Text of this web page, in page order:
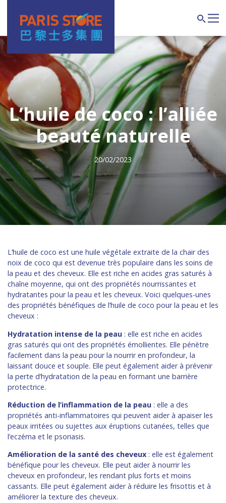
Navigation principale
L’huile de coco : l’alliée
beauté naturelle
20/02/2023
L’huile de coco est une huile végétale extraite de la chair des
noix de coco qui est devenue très populaire dans les soins de
la peau et des cheveux. Elle est riche en acides gras saturés à
chaîne moyenne, qui ont des propriétés nourrissantes et
hydratantes pour la peau et les cheveux. Voici quelques-unes
des propriétés bénéfiques de l’huile de coco pour la peau et les
cheveux :
Hydratation intense de la peau : elle est riche en acides
gras saturés qui ont des propriétés émollientes. Elle pénètre
facilement dans la peau pour la nourrir en profondeur, la
laissant douce et souple. Elle peut également aider à prévenir
la perte d’hydratation de la peau en formant une barrière
protectrice.
Réduction de l’inflammation de la peau : elle a des
propriétés anti-inflammatoires qui peuvent aider à apaiser les
peaux irritées ou sujettes aux éruptions cutanées, telles que
l’eczéma et le psoriasis.
Amélioration de la santé des cheveux : elle est également
bénéfique pour les cheveux. Elle peut aider à nourrir les
cheveux en profondeur, les rendant plus forts et moins
cassants. Elle peut également aider à réduire les frisottis et à
améliorer la texture des cheveux.